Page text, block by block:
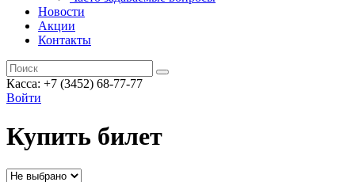
Новости
Акции
Контакты
Касса: +7 (3452) 68-77-77
Войти
Купить билет